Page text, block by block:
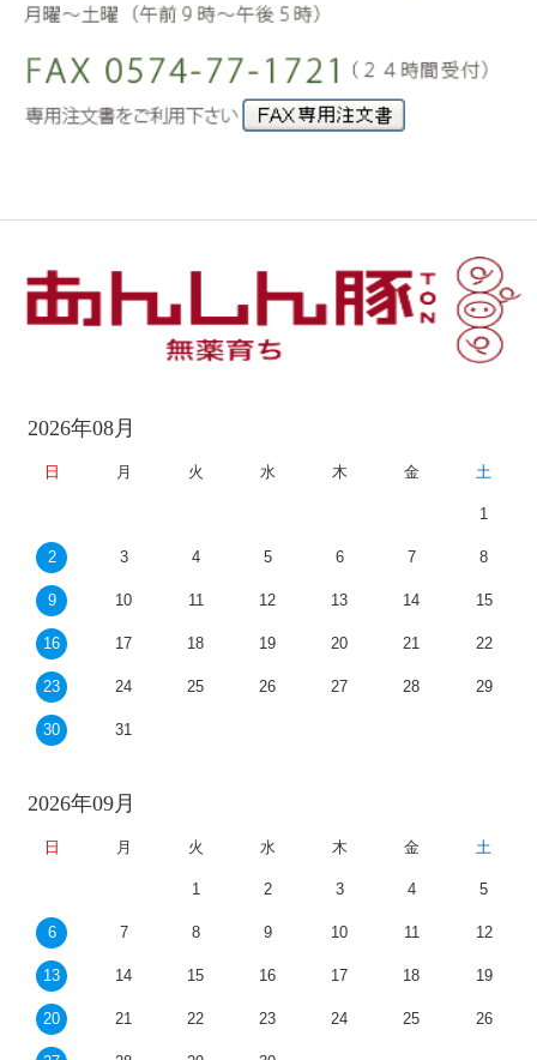
2026年08月
日 月 火 水 木 金 土
1
2 3 4 5 6 7 8
9 10 11 12 13 14 15
16 17 18 19 20 21 22
23 24 25 26 27 28 29
30 31
2026年09月
日 月 火 水 木 金 土
1 2 3 4 5
6 7 8 9 10 11 12
13 14 15 16 17 18 19
20 21 22 23 24 25 26